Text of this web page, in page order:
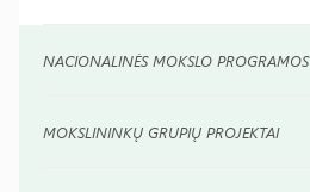
NACIONALINĖS MOKSLO PROGRAMOS
MOKSLININKŲ GRUPIŲ PROJEKTAI